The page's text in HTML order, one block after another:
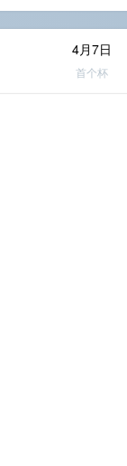
4月7日
首个杯